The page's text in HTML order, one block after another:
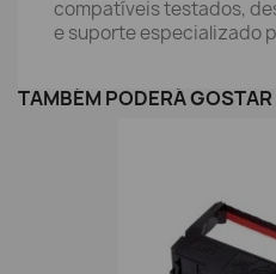
compatíveis testados,
e suporte especializado
TAMBÉM PODERÁ GOSTAR